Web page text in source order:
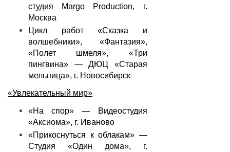
студия Margo Production, г.
Москва
Цикл работ «Сказка и
волшебники», «Фантазия»,
«Полет шмеля», «Три
пингвина» — ДЮЦ «Старая
мельница», г. Новосибирск
«Увлекательный мир»
«На спор» — Видеостудия
«Аксиома», г. Иваново
«Прикоснуться к облакам» —
Студия «Один дома», г.